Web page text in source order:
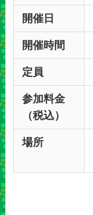
開催日
開催時間
定員
参加料金
（税込）
場所